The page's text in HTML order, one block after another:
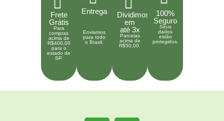
Frete
Grátis
Para
compras
acima de
R$400,00
para o
estado de
SP.
Entrega
Enviamos
para todo
o Brasil.
Dividimos
em
até 3x
Parcelas
acima de
R$50,00.
100%
Seguro
Seus
dados
estão
protegidos.